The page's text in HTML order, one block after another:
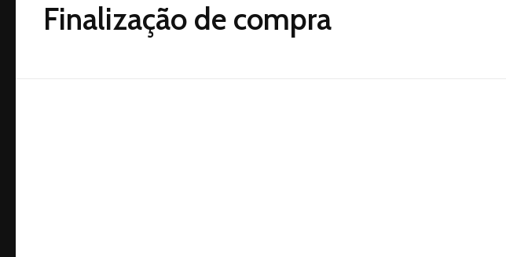
Finalização de compra